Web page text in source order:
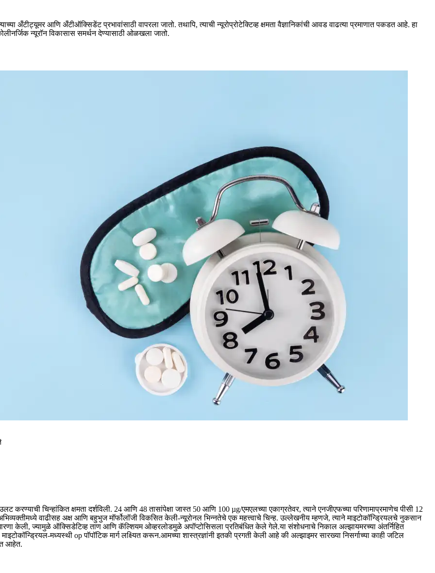
अँटीट्यूमर आणि अँटीऑक्सिडेंट प्रभावांसाठी वापरला जातो. तथापि, त्याची न्यूरोप्रोटेक्टिव्ह क्षमता वैज्ञानिकांची आवड वाढत्या प्रमाणात पकडत आहे.हा
न्यूरॉन विकासास समर्थन देण्यासाठी ओळखला जातो.
करण्याची चिन्हांकित क्षमता दर्शविली. 24 आणि 48 तासांपेक्षा जास्त 50 आणि 100 µg/एमएलच्या एकाग्रतेवर, त्याने एनजीएफच्या परिणामाप्रमाणेच पीसी 12
वाढीसह अक्ष आणि बहुभुज मॉर्फोलॉजी विकसित केली-न्यूरोनल भिन्नतेचे एक महत्त्वाचे चिन्ह. उल्लेखनीय म्हणजे, त्याने माइटोकॉन्ड्रियलचे नुकसान
केली, ज्यामुळे ऑक्सिडेटिव्ह ताण आणि कॅल्शियम ओव्हरलोडमुळे अपॉप्टोसिसला प्रतिबंधित केले गेले.या संशोधनाचे निकाल अल्झायमरच्या अंतर्निहित
मध्यस्थी op पॉपॉटिक मार्ग लक्ष्यित करून.आमच्या शास्त्रज्ञांनी इतकी प्रगती केली आहे की अल्झाइमर सारख्या निसर्गाच्या काही जटिल
आहेत.